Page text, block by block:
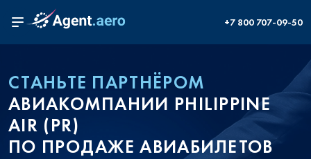
+7 800 707-09-50
СТАНЬТЕ ПАРТНЁРОМ
АВИАКОМПАНИИ PHILIPPINE
AIR (PR)
ПО ПРОДАЖЕ АВИАБИЛЕТОВ